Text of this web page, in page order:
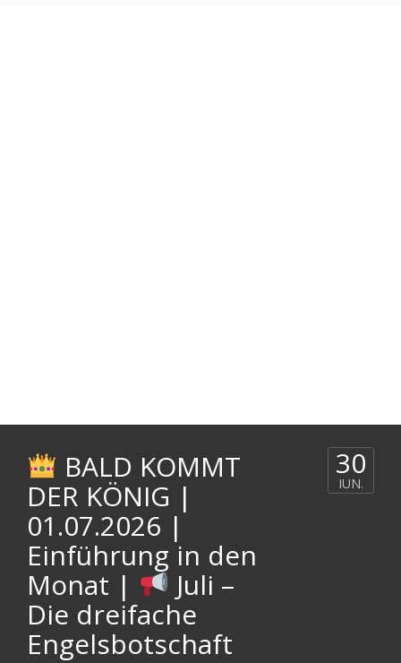
BALD KOMMT
DER KÖNIG |
01.07.2026 |
Einführung in den
Monat |
Juli –
Die dreifache
Engelsbotschaft
30
IUN.